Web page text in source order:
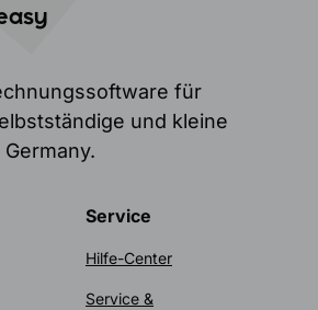
für
und kleine
Service
Hilfe-Center
Service &